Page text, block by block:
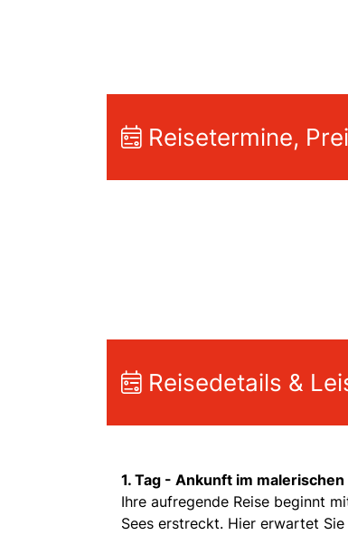
Reisetermine,
Reisedetails &
1. Tag - Ankunft im
Ihre aufregende Reise beginnt
Sees erstreckt. Hier erwartet